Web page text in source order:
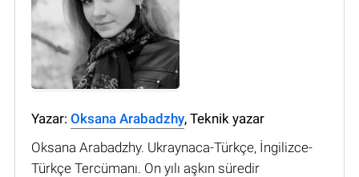
Yazar: Oksana Arabadzhy, Teknik yazar
Oksana Arabadzhy. Ukraynaca-Türkçe, İngilizce-
Türkçe Tercümanı. On yılı aşkın süredir